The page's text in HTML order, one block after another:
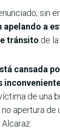
sin
apelando a
tránsito de
cansada
de una
apertura de